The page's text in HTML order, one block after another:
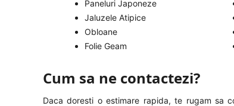
Paneluri Japoneze
Jaluzele Atipice
Obloane
Folie Geam
Cum sa ne contactezi?
Daca doresti o estimare rapida, te rugam sa